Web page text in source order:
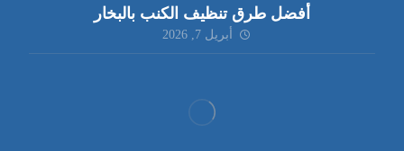
أفضل طرق تنظيف الكنب بالبخار
أبريل 7, 2026